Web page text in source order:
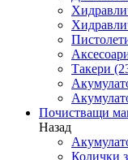
Такери
Почистващи
Назад
Колички